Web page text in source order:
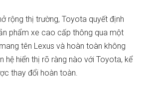
rộng thị trường, Toyota quyết định
phẩm xe cao cấp thông qua một
tên Lexus và hoàn toàn không
hệ hiển thị rõ ràng nào với Toyota, kể
thay đổi hoàn toàn.